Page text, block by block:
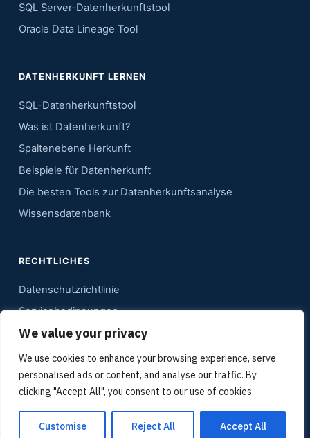
We value your privacy
We use cookies to enhance your browsing experience, serve
personalised ads or content, and analyse our traffic. By
clicking "Accept All", you consent to our use of cookies.
Customise Reject All Accept All
SQL Server-Datenherkunftstool
Oracle Data Lineage Tool
DATENHERKUNFT LERNEN
SQL-Datenherkunftstool
Was ist Datenherkunft?
Spaltenebene Herkunft
Beispiele für Datenherkunft
Die besten Tools zur Datenherkunftsanalyse
Wissensdatenbank
RECHTLICHES
Datenschutzrichtlinie
Servicebedingungen
Kontakt
Sitemap
Mediadaten
© Copyright 2012–2026 Datenherkunftsanalyse-Tools | Gudu